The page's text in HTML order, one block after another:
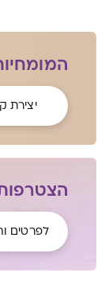
יצירת
לפרטים